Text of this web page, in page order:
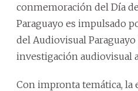
conmemoración del Día
Paraguayo es impulsado
del Audiovisual
investigación audiovisual
Con impronta temática, la